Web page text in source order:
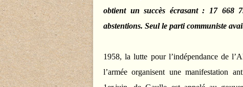
obtient un succès écrasant : 17
abstentions. Seul le parti communiste
1958, la lutte pour l’indépendance de
l’armée organisent une manifestation